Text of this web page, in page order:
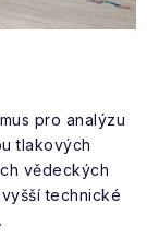
pro analýzu
tlakových
vědeckých
technické